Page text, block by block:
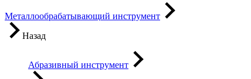
Металлообрабатывающий инструмент
Назад
Абразивный инструмент